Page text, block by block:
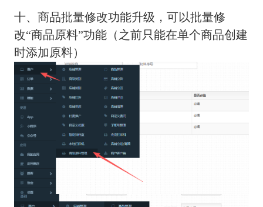
十、商品批量修改功能升级，可以批量修
改“商品原料”功能（之前只能在单个商品创建
时添加原料）